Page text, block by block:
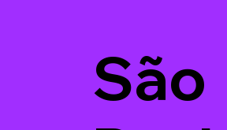
São